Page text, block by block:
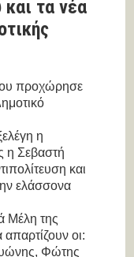
τα νέα
προχώρησε
η
η Σεβαστή
και
ελάσσονα
Μέλη της
οι:
Φώτης